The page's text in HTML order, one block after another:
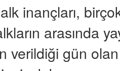
inançları,
arasında
verildiği gün